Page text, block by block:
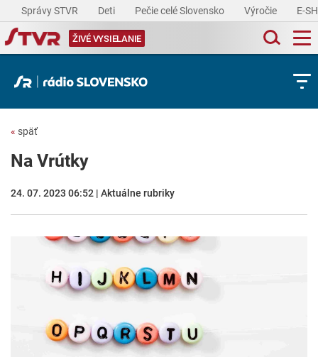
Správy STVR Deti Pečie celé Slovensko Výročie E-
ŽIVÉ VYSIELANIE
« späť
Na Vrútky
24. 07. 2023 06:52 | Aktuálne rubriky